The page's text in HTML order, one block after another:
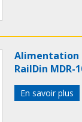
Alimentation
RailDin MDR-
En savoir plus